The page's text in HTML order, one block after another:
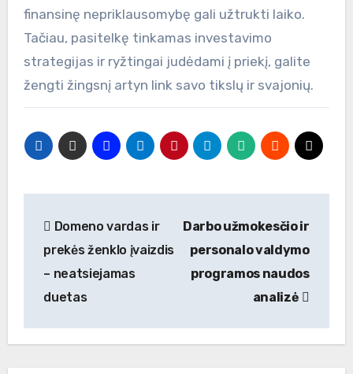
finansinę nepriklausomybę gali užtrukti laiko.
Tačiau, pasitelkę tinkamas investavimo
strategijas ir ryžtingai judėdami į priekį, galite
žengti žingsnį artyn link savo tikslų ir svajonių.
tarp
įrašų
Domeno vardas ir
prekės ženklo įvaizdis
– neatsiejamas
duetas
Darbo užmokesčio ir
personalo valdymo
programos naudos
analizė